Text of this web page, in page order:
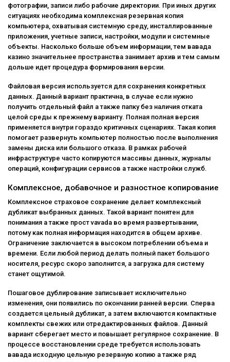
фотографии, записи либо рабочие директории. При иных других
ситуациях необходима комплексная резервная копия
компьютера, охватывая системную среду, инсталлированные
приложения, учетные записи, настройки, модули и системные
объекты. Насколько больше объем информации, тем вавада
казино значительнее пространства занимает архив и тем самым
дольше идет процедура формирования версии.
Файловая версия используется для сохранения конкретных
данных. Данный вариант практична, в случае если нужно
получить отдельный файл а также папку без наличия отката
целой среды к прежнему варианту. Полная полная версия
применяется внутри гораздо критичных сценариях. Такая копия
помогает развернуть компьютер полностью после выполнения
замены диска или большого отказа. В рамках рабочей
инфраструктуре часто копируются массивы данных, журналы
операций, конфигурации сервисов а также настройки служб.
Комплексное, добавочное и разностное копирование
Комплексное страховое сохранение делает комплексный
дубликат выбранных данных. Такой вариант понятен для
понимания а также прост vavada во время развертывании,
потому как полная информация находится в общем архиве.
Ограничение заключается в высоком потреблении объема и
времени. Если любой период делать полный пакет большого
носителя, ресурс скоро заполнится, а загрузка для систему
станет ощутимой.
Пошаговое дублирование записывает исключительно
изменения, они появились по окончании ранней версии. Сперва
создается цельный дубликат, а затем включаются компактные
комплекты свежих или отредактированных файлов. Данный
вариант сберегает место и повышает регулярное сохранение. В
процессе восстановлении среде требуется использовать
вавада исходную цельную резервную копию а также ряд